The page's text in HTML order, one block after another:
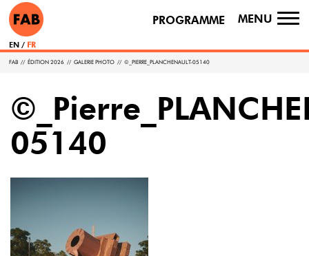
PROGRAMME MENU
EN FR
FAB // ÉDITION 2026 // GALERIE PHOTO // ©_PIERRE_PLANCHENAULT-05140
05140